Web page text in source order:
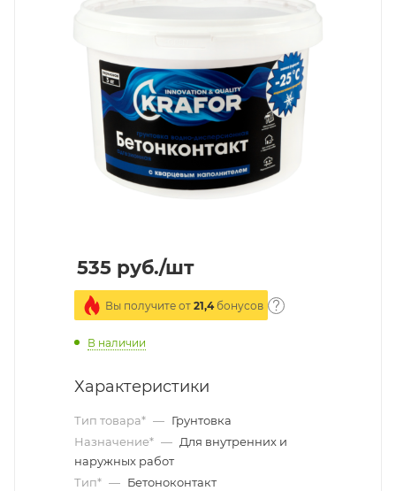
535 руб./шт
Вы получите от 21,4бонусов
В наличии
Характеристики
Тип товара* — Грунтовка
Назначение* — Для внутренних и
наружных работ
Тип* — Бетоноконтакт